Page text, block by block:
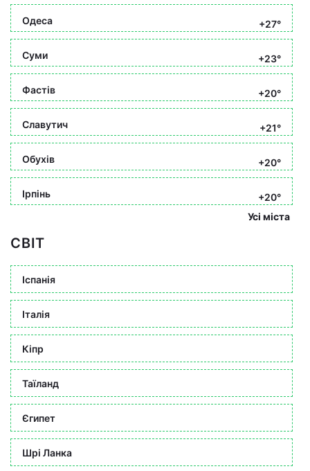
Одеса +27°
Суми +23°
Фастів +20°
Славутич +21°
Обухів +20°
Ірпінь
+20°
Усі міста
СВІТ
Іспанія
Італія
Кіпр
Таїланд
Єгипет
Шрі Ланка